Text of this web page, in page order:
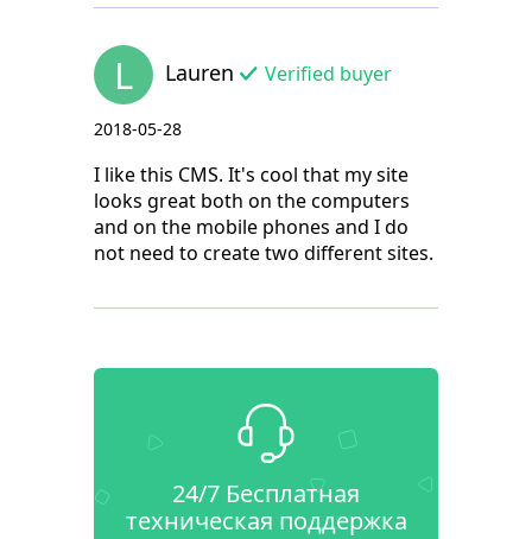
L Lauren Verified buyer
2018-05-28
I like this CMS. It's cool that my site
looks great both on the computers
and on the mobile phones and I do
not need to create two different sites.
24/7 Бесплатная
техническая поддержка